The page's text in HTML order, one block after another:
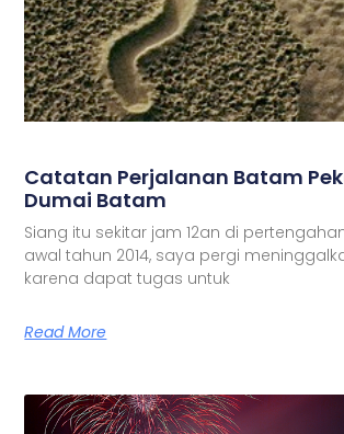
Catatan Perjalanan Batam
Dumai Batam
Siang itu sekitar jam 12an di
awal tahun 2014, saya pergi
karena dapat tugas untuk
Read More